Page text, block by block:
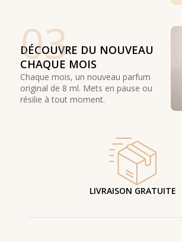
03
DÉCOUVRE DU NOUVEAU
CHAQUE MOIS
Chaque mois, un nouveau parfum
original de 8 ml. Mets en pause ou
résilie à tout moment.
LIVRAISON GRATUITE